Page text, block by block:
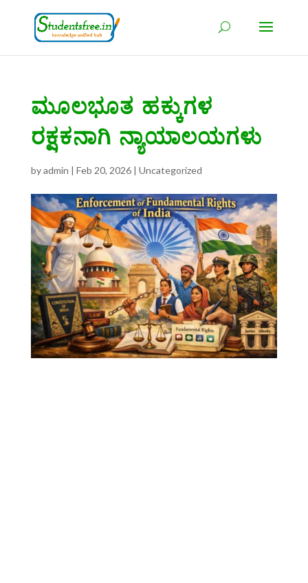
ಮೂಲಭೂತ ಹಕ್ಕುಗಳ
ರಕ್ಷಕನಾಗಿ ನ್ಯಾಯಾಲಯಗಳು
byadmin | Feb 20, 2026| Uncategorized